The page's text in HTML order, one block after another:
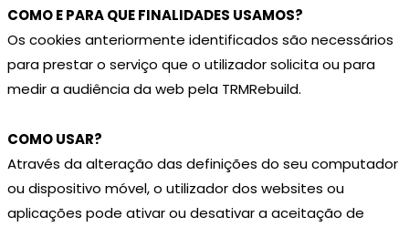
COMO E PARA QUE FINALIDADES USAMOS?
Os cookies anteriormente identificados são necessários
para prestar o serviço que o utilizador solicita ou para
medir a audiência da web pela TRMRebuild.
COMO USAR?
Através da alteração das definições do seu computador
ou dispositivo móvel, o utilizador dos websites ou
aplicações pode ativar ou desativar a aceitação de